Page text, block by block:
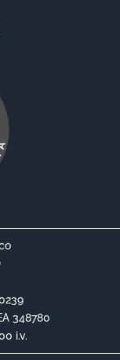
348780
i.v.